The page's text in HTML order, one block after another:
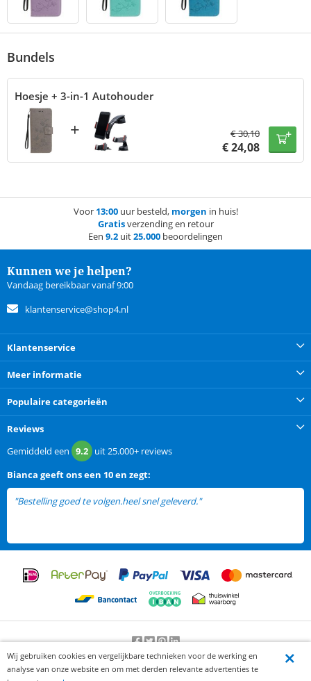
Bundels
Hoesje + 3-in-1 Autohouder
+ €30,10
€24,08
Voor 13:00uur besteld, morgen in huis!
Gratisverzending en retour
Een 9.2 uit25.000 beoordelingen
Kunnen we je helpen?
Vandaag bereikbaar vanaf 9:00
klantenservice@shop4.nl
Klantenservice
Meer informatie
Populaire categorieën
Reviews
Gemiddeld een 9.2 uit25.000+ reviews
Bianca geeft ons een 10 en zegt:
"Bestelling goed te volgen.heel snel geleverd."
Beoordeling door klanten:9.2/10-25000beoordelingen
Wij gebruiken cookies en vergelijkbare technieken voor de werking en
analyse van onze website en om met derden relevante advertenties te